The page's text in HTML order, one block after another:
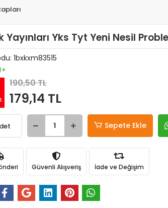
Yayınları Yks Tyt Yeni Nesil
1bxkxm83515
190,50 TL
179,14 TL
Sepete Ekle
Güvenli Alışveriş İade ve Değişim